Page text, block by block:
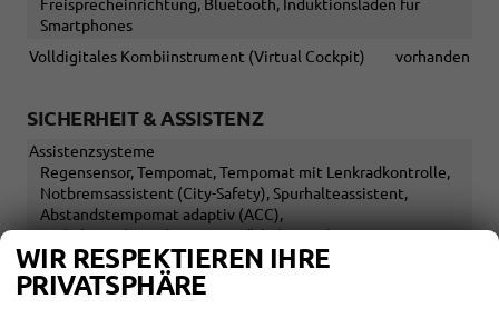
Freisprecheinrichtung, Bluetooth, Induktionsladen für
Smartphones
Volldigitales Kombiinstrument (Virtual Cockpit)
vorhanden
SICHERHEIT & ASSISTENZ
Assistenzsysteme
Regensensor, Tempomat, Tempomat mit Lenkradkontrolle,
Notbremsassistent (City-Safety), Spurhalteassistent,
Abstandstempomat adaptiv (ACC),
Verkehrzeichenerkennung, Müdigkeitserkennungs-Sensor,
Notrufsystem, Geschwindigkeitsbegrenzer
Diebstahl-Alarmanlage
WIR RESPEKTIEREN IHRE
PRIVATSPHÄRE